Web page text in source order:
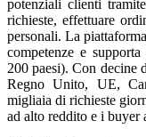
potenziali clienti
richieste, effettuare
personali. La
competenze e
200 paesi). Con
Regno Unito, UE,
migliaia di richieste
ad alto reddito e i buyer